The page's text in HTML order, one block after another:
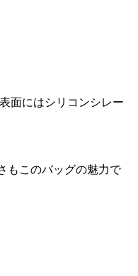
面にはシリコンシレー
もこのバッグの魅力で